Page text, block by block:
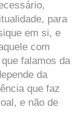
para
em si, e
com
falamos da
da
que faz
e não de